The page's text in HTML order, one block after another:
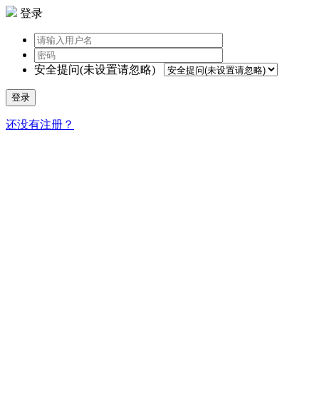
登录
安全提问(未设置请忽略)
登录
还没有注册？